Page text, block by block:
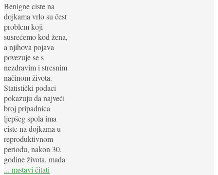
Benigne ciste na
dojkama vrlo su čest
problem koji
susrećemo kod žena,
a njihova pojava
povezuje se s
nezdravim i stresnim
načinom života.
Statistički podaci
pokazuju da najveći
broj pripadnica
ljepšeg spola ima
ciste na dojkama u
reproduktivnom
periodu, nakon 30.
godine života, mada
... nastavi čitati